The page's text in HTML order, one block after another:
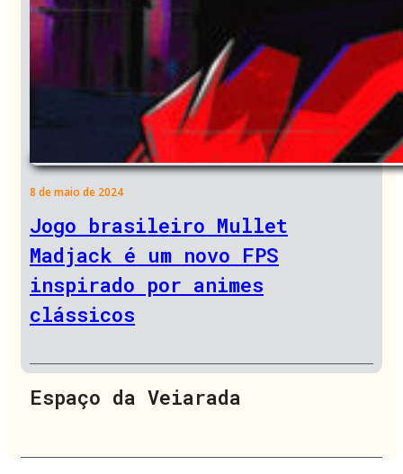
8 de maio de 2024
Jogo brasileiro Mullet
Madjack é um novo FPS
inspirado por animes
clássicos
Espaço da Veiarada